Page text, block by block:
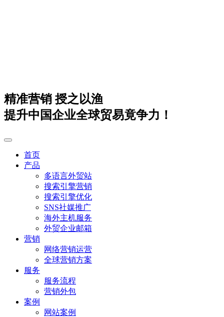
精准营销 授之以渔
提升中国企业全球贸易竟争力！
首页
产品
多语言外贸站
搜索引擎营销
搜索引擎优化
SNS社媒推广
海外主机服务
外贸企业邮箱
营销
网络营销运营
全球营销方案
服务
服务流程
营销外包
案例
网站案例